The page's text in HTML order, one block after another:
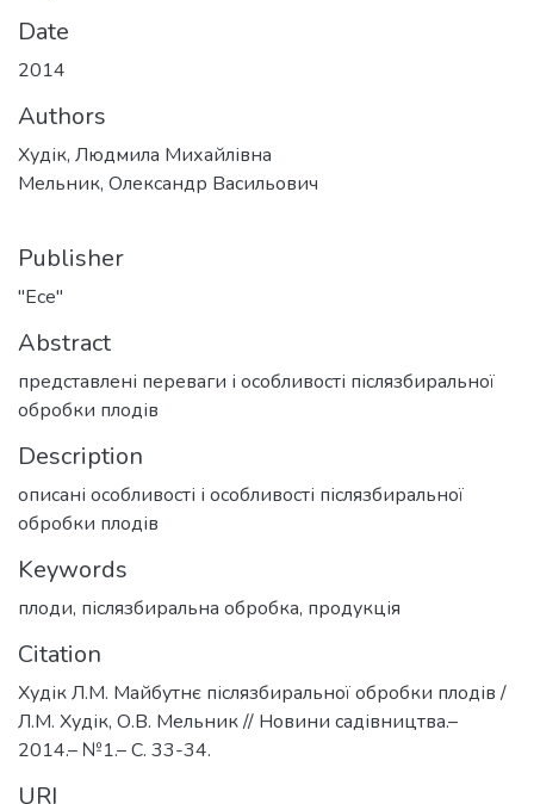
Date
2014
Authors
Худік, Людмила Михайлівна
Мельник, Олександр Васильович
Publisher
"Есе"
Abstract
представлені переваги і особливості післязбиральної
обробки плодів
Description
описані особливості і особливості післязбиральної
обробки плодів
Keywords
плоди, післязбиральна обробка, продукція
Citation
Худік Л.М. Майбутнє післязбиральної обробки плодів /
Л.М. Худік, О.В. Мельник // Новини садівництва.–
2014.– №1.– С. 33-34.
URI